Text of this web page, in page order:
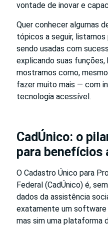
vontade de inovar e
Quer conhecer algumas
tópicos a seguir,
sendo usadas com
explicando suas
mostramos como,
fazer muito mais — com
tecnologia acessível.
CadÚnico: o
para benefícios
O Cadastro Único para
Federal (CadÚnico) é,
dados da assistência
exatamente um software
mas sim uma plataforma